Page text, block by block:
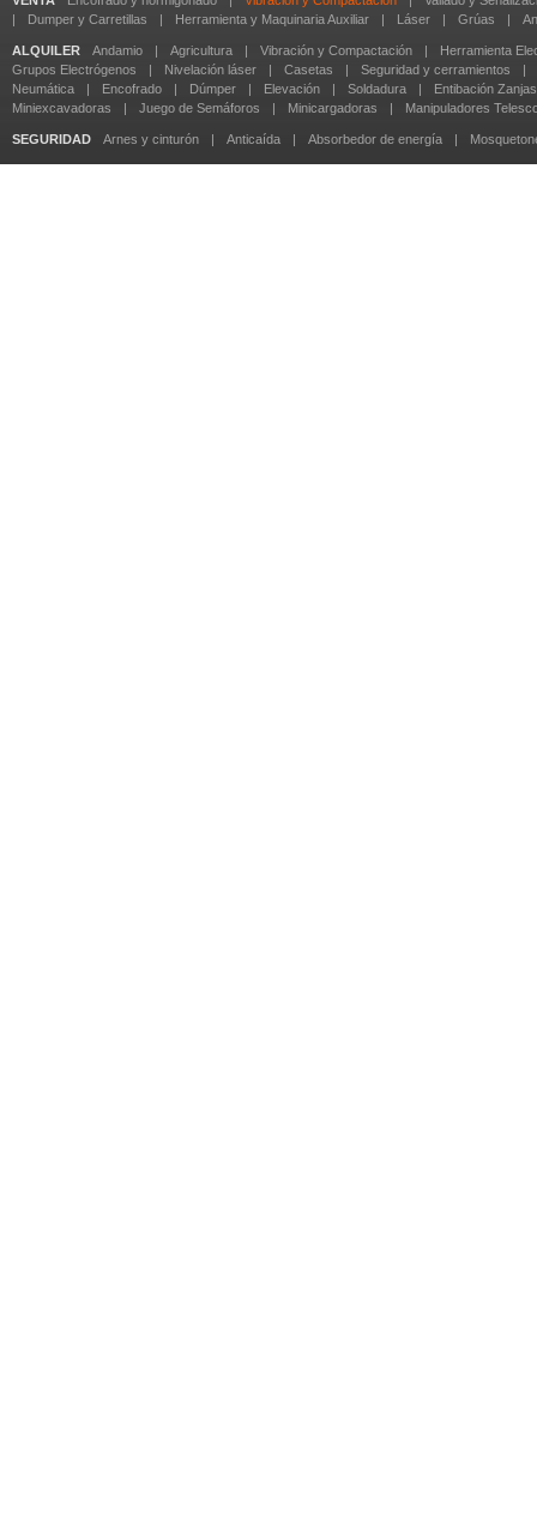
|
Dumper y Carretillas | Herramienta y Maquinaria Auxiliar | Láser | Grúas |
ALQUILER Andamio | Agricultura | Vibración y Compactación |
Herramienta
Grupos Electrógenos
| Nivelación láser | Casetas | Seguridad y cerramientos
|
Neumática
| Encofrado | Dúmper | Elevación | Soldadura |
Entibación Zanjas
Miniexcavadoras
| Juego de Semáforos | Minicargadoras | Manipuladores
SEGURIDAD Arnes y cinturón | Anticaída | Absorbedor de energía |